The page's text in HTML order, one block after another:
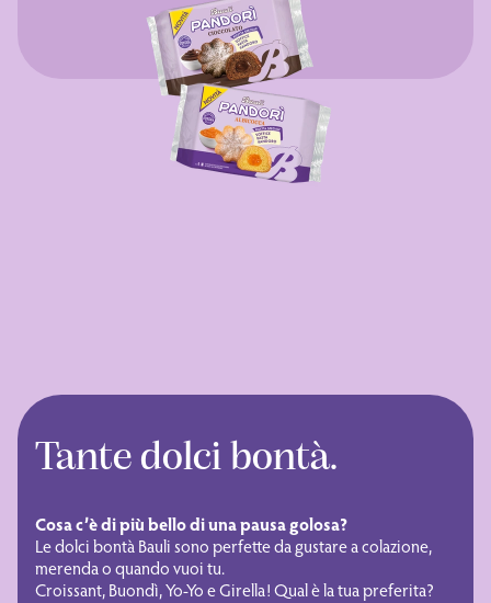
Tante dolci bontà.
Cosa c’è di più bello di una pausa golosa?
Le dolci bontà Bauli sono perfette da gustare a colazione,
merenda o quando vuoi tu.
Croissant, Buondì, Yo-Yo e Girella! Qual è la tua preferita?